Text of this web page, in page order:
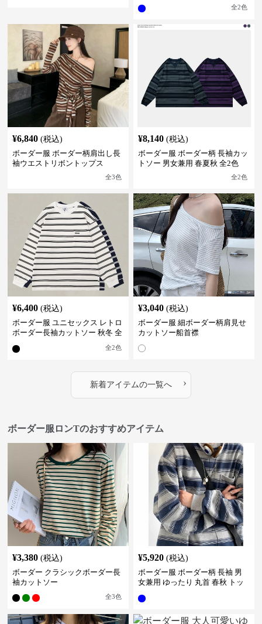
全2色
¥6,840 (税込)
ボーダー服 ボーダー柄肩出し長
袖ウエストリボントップス
全3色
¥8,140 (税込)
ボーダー服 ボーダー柄 長袖カッ
トソー 男女兼用 春夏秋 全2色
全2色
¥6,400 (税込)
ボーダー服 ユニセックス レトロ
ボーダー長袖カットソー 秋冬 全
全2色
¥3,040 (税込)
ボーダー服 細ボーダー柄肩見せ
カットソー船首襟
新着アイテムの一覧へ ›
ボーダー服ロンTのおすすめアイテム
¥3,380 (税込)
ボーダー クラシックボーダー長
袖カットソー
全3色
¥5,920 (税込)
ボーダー服 ボーダー柄 長袖 男
女兼用 ゆったり 丸首 春秋 トッ